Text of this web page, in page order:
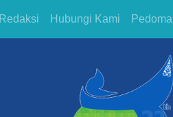
Redaksi Hubungi Kami